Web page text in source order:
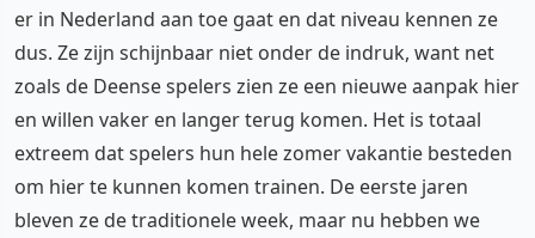
er in Nederland aan toe gaat en dat niveau kennen ze
dus. Ze zijn schijnbaar niet onder de indruk, want net
zoals de Deense spelers zien ze een nieuwe aanpak hier
en willen vaker en langer terug komen. Het is totaal
extreem dat spelers hun hele zomer vakantie besteden
om hier te kunnen komen trainen. De eerste jaren
bleven ze de traditionele week, maar nu hebben we